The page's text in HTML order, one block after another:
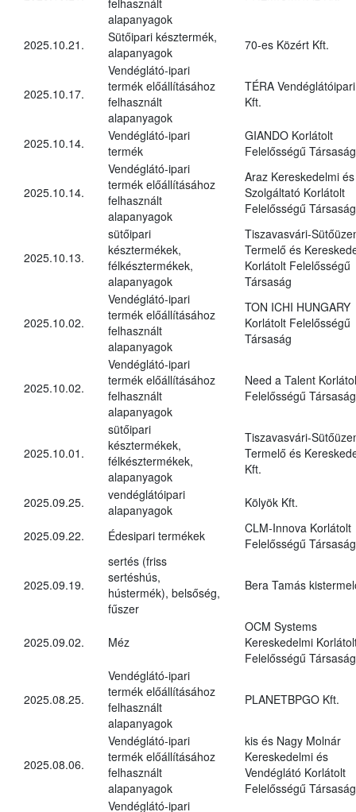
alapanyagok
2025.10.21.
Sütőipari késztermék,
alapanyagok
70-es Közért Kft.
2025.10.17.
Vendéglátó-ipari
termék előállításához
felhasznált
alapanyagok
TÉRA Vendéglátóipari
Kft.
2025.10.14.
Vendéglátó-ipari
termék
GIANDO Korlátolt
Felelősségű Társaság
2025.10.14.
Vendéglátó-ipari
termék előállításához
felhasznált
alapanyagok
Araz Kereskedelmi és
Szolgáltató Korlátolt
Felelősségű Társaság
2025.10.13.
sütőipari
késztermékek,
félkésztermékek,
alapanyagok
Tiszavasvári-
Termelő és
Korlátolt Felelősségű
Társaság
2025.10.02.
Vendéglátó-ipari
termék előállításához
felhasznált
alapanyagok
TON ICHI HUNGARY
Korlátolt Felelősségű
Társaság
2025.10.02.
Vendéglátó-ipari
termék előállításához
felhasznált
alapanyagok
Need a Talent
Felelősségű Társaság
2025.10.01.
sütőipari
késztermékek,
félkésztermékek,
alapanyagok
Tiszavasvári-
Termelő és
Kft.
2025.09.25.
vendéglátóipari
alapanyagok
Kölyök Kft.
2025.09.22. Édesipari termékek
CLM-Innova Korlátolt
Felelősségű Társaság
2025.09.19.
sertés (friss
sertéshús,
hústermék), belsőség,
fűszer
Bera Tamás
2025.09.02. Méz
OCM Systems
Kereskedelmi
Felelősségű Társaság
2025.08.25.
Vendéglátó-ipari
termék előállításához
felhasznált
alapanyagok
PLANETBPGO Kft.
2025.08.06.
Vendéglátó-ipari
termék előállításához
felhasznált
alapanyagok
kis és Nagy Molnár
Kereskedelmi és
Vendéglátó Korlátolt
Felelősségű Társaság
Vendéglátó-ipari